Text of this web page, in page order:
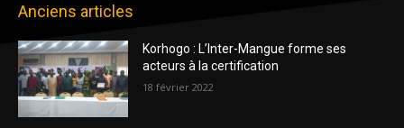
Anciens articles
Korhogo : L’Inter-Mangue forme ses
acteurs à la certification
18 février 2022